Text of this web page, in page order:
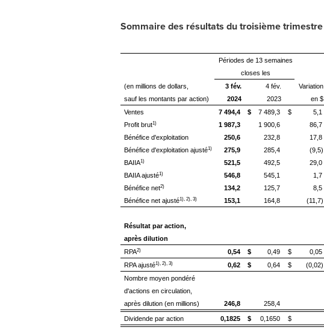
Sommaire des résultats du troisième trimestre
Périodes de 13 semaines
closes les
(en millions de dollars,
sauf les montants par action)
3 fév.
2024
4 fév.
2023
Variation
en $
Ventes
7 494,4 $ 7 489,3 $ 5,1
Profit brut1) 1 987,3 1 900,6 86,7
Bénéfice d'exploitation
250,6 232,8 17,8
Bénéfice d'exploitation ajusté1) 275,9 285,4 (9,5)
BAIIA1) 521,5 492,5 29,0
BAIIA ajusté1) 546,8 545,1 1,7
Bénéfice net2) 134,2 125,7 8,5
Bénéfice net ajusté1), 2), 3) 153,1 164,8 (11,7)
Résultat par action,
après dilution
RPA2) 0,54 $ 0,49 $ 0,05
RPA ajusté1), 2), 3) 0,62 $ 0,64 $ (0,02)
Nombre moyen pondéré
d'actions en circulation,
après dilution (en millions)
246,8 258,4
Dividende par action 0,1825 $ 0,1650 $